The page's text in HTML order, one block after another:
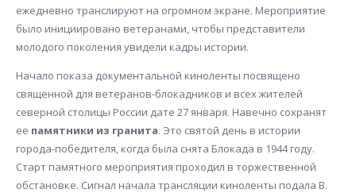
ежедневно транслируют на огромном экране. Мероприятие
было инициировано ветеранами, чтобы представители
молодого поколения увидели кадры истории.
Начало показа документальной киноленты посвящено
священной для ветеранов-блокадников и всех жителей
северной столицы России дате 27 января. Навечно сохранят
ее памятники из гранита. Это святой день в истории
города-победителя, когда была снята Блокада в 1944 году.
Старт памятного мероприятия проходил в торжественной
обстановке. Сигнал начала трансляции киноленты подала В.